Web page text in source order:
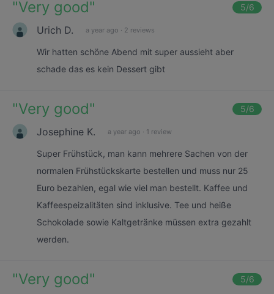
"Very good" 5/6
Urich D. a year ago · 2 reviews
Wir hatten schöne Abend mit super aussieht aber
schade das es kein Dessert gibt
"Very good" 5/6
Josephine K. a year ago · 1 review
Super Frühstück, man kann mehrere Sachen von der
normalen Frühstückskarte bestellen und muss nur 25
Euro bezahlen, egal wie viel man bestellt. Kaffee und
Kaffeespeizalitäten sind inklusive. Tee und heiße
Schokolade sowie Kaltgetränke müssen extra gezahlt
werden.
"Very good" 5/6